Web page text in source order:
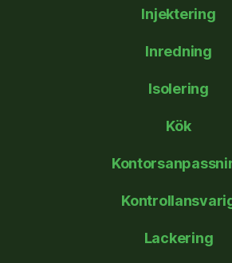
Injektering
Inredning
Isolering
Kök
Lackering